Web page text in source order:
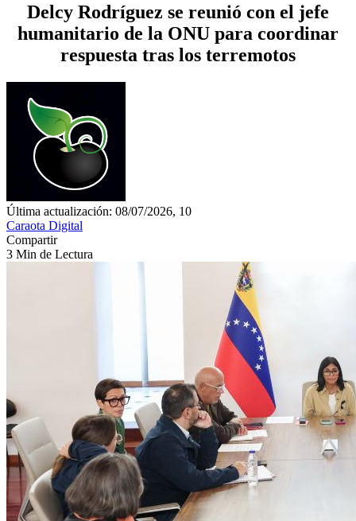
Delcy Rodríguez se reunió con el jefe
humanitario de la ONU para coordinar
respuesta tras los terremotos
Última actualización: 08/07/2026, 10
Caraota Digital
Compartir
3 Min de Lectura